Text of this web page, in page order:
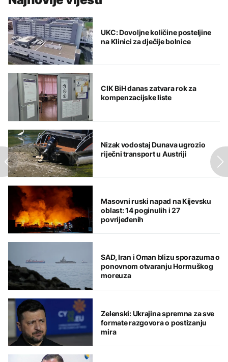
UKC: Dovoljne količine posteljine
na Klinici za dječije bolnice
CIK BiH danas zatvara rok za
kompenzacijske liste
Nizak vodostaj Dunava ugrozio
riječni transport u Austriji
Masovni ruski napad na Kijevsku
oblast: 14 poginulih i 27
povrijeđenih
SAD, Iran i Oman blizu sporazuma o
ponovnom otvaranju Hormuškog
moreuza
Zelenski: Ukrajina spremna za sve
formate razgovora o postizanju
mira